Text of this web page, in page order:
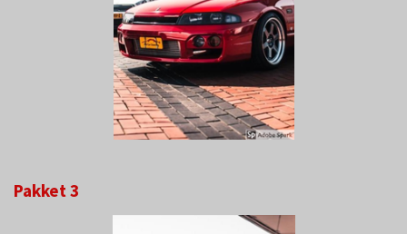
Pakket 3